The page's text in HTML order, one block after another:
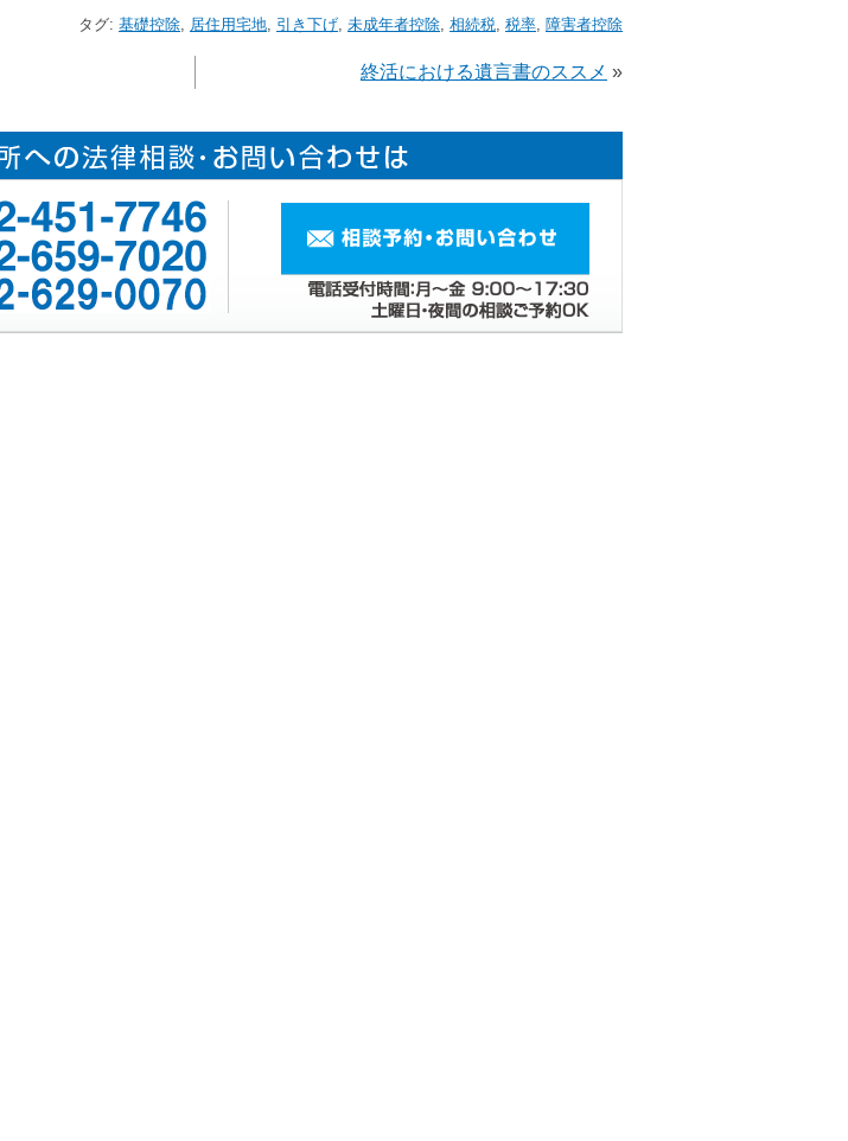
タグ: 基礎控除, 居住用宅地, 引き下げ, 未成年者控除, 相続税, 税率, 障害者控除
終活における遺言書のススメ »